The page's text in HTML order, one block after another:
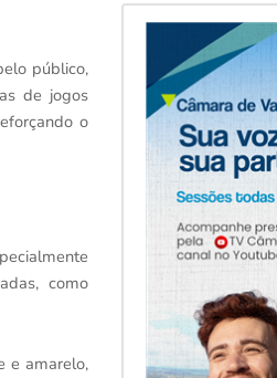
público,
de jogos
o
como
e amarelo,